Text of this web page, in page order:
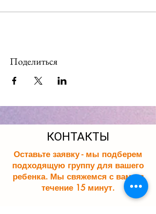
Поделиться
КОНТАКТЫ
Оставьте заявку - мы подберем
подходящую группу для вашего
ребенка. Мы свяжемся с вами в
течение 15 минут.